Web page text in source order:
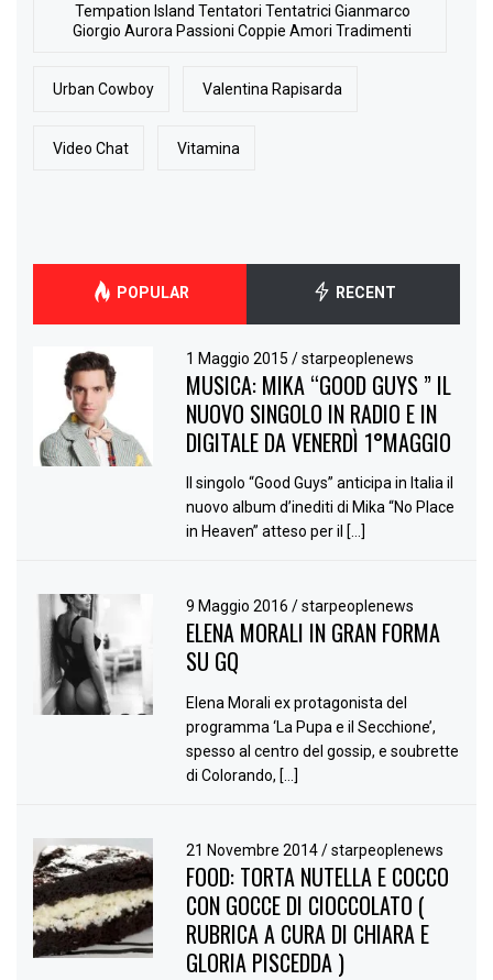
Tempation Island Tentatori Tentatrici Gianmarco
Giorgio Aurora Passioni Coppie Amori Tradimenti
Urban Cowboy Valentina Rapisarda
Video Chat Vitamina
POPULAR RECENT
1 Maggio 2015/ starpeoplenews
MUSICA: MIKA “GOOD GUYS ” IL
NUOVO SINGOLO IN RADIO E IN
DIGITALE DA VENERDÌ 1°MAGGIO
Il singolo “Good Guys” anticipa in Italia il
nuovo album d’inediti di Mika “No Place
in Heaven” atteso per il […]
9 Maggio 2016/ starpeoplenews
ELENA MORALI IN GRAN FORMA
SU GQ
Elena Morali ex protagonista del
programma ‘La Pupa e il Secchione’,
spesso al centro del gossip, e soubrette
di Colorando, […]
21 Novembre 2014/ starpeoplenews
FOOD: TORTA NUTELLA E COCCO
CON GOCCE DI CIOCCOLATO (
RUBRICA A CURA DI CHIARA E
GLORIA PISCEDDA )